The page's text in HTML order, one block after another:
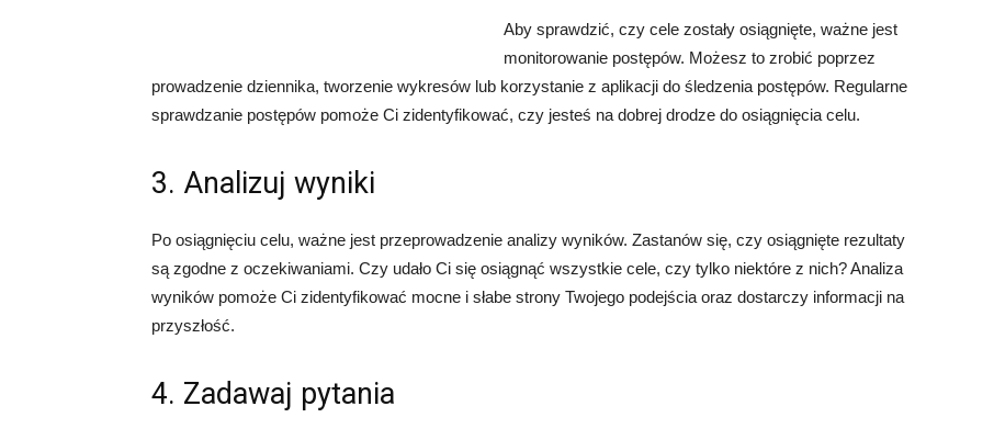
Aby sprawdzić, czy cele zostały osiągnięte, ważne jest
monitorowanie postępów. Możesz to zrobić poprzez
prowadzenie dziennika, tworzenie wykresów lub korzystanie z aplikacji do śledzenia postępów. Regularne
sprawdzanie postępów pomoże Ci zidentyfikować, czy jesteś na dobrej drodze do osiągnięcia celu.
3. Analizuj wyniki
Po osiągnięciu celu, ważne jest przeprowadzenie analizy wyników. Zastanów się, czy osiągnięte rezultaty
są zgodne z oczekiwaniami. Czy udało Ci się osiągnąć wszystkie cele, czy tylko niektóre z nich? Analiza
wyników pomoże Ci zidentyfikować mocne i słabe strony Twojego podejścia oraz dostarczy informacji na
przyszłość.
4. Zadawaj pytania